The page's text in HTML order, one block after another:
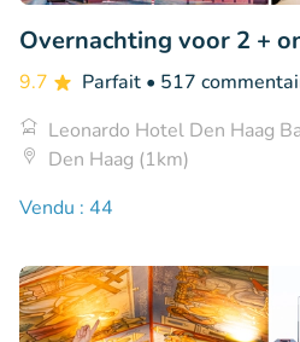
Overnachting voor 2 +
9.7 Parfait • 517
Leonardo Hotel Den Haag
Den Haag (1km)
Vendu : 44